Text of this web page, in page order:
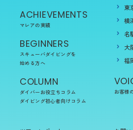
ACHIEVEMENTS
マレアの実績
BEGINNERS
スキューバダイビングを
始める方へ
COLUMN
ダイバーお役立ちコラム
ダイビング初心者向けコラム
東
横
名
大
福
お客様